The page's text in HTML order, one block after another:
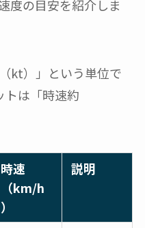
度の目安を紹介しま
kt）」という単位で
トは「時速約
時速
（km/h
）
説明